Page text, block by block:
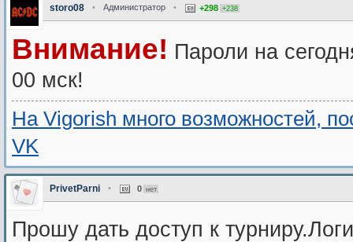
storo08 • Администратор • +298 +238
Внимание! Пароли на
00 мск!
На Vigorish много возможностей,
VK
PrivetParni • 0 нет
Прошу дать доступ к